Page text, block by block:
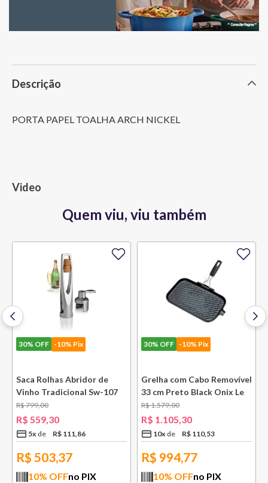
Descrição
PORTA PAPEL TOALHA ARCH NICKEL
Video
Quem viu, viu também
30% OFF -10% Pix
Saca Rolhas Abridor de
Vinho Tradicional Sw-107
Ply Le Creuset
R$799,00
R$ 559,30
5x R$ 111,86
R$ 503,37
10% OFFno PIX
30% OFF -10% Pix
Grelha com Cabo Removível
33 cm Preto Black Onix Le
Creuset
R$1.579,00
R$ 1.105,30
10x R$ 110,53
R$ 994,77
10% OFFno PIX